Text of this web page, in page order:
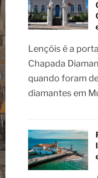
Lençóis é a
Chapada
quando foram
diamantes em